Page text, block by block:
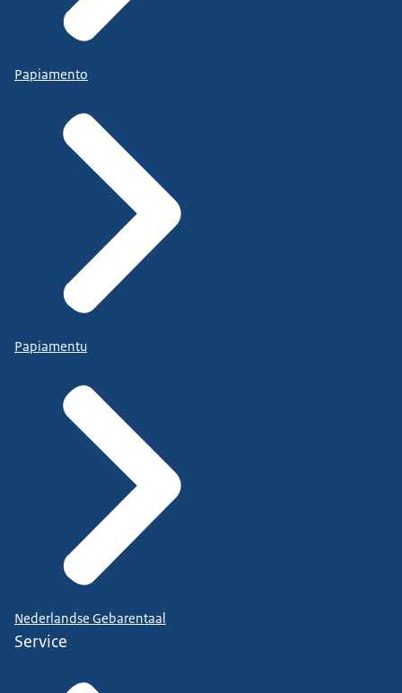
Papiamento
Papiamentu
Nederlandse Gebarentaal
Service